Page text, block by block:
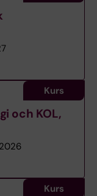
och KOL,
Kurs
Kurs